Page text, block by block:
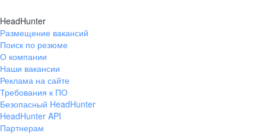
HeadHunter
Размещение вакансий
Поиск по резюме
О компании
Наши вакансии
Реклама на сайте
Требования к ПО
Безопасный HeadHunter
HeadHunter API
Партнерам